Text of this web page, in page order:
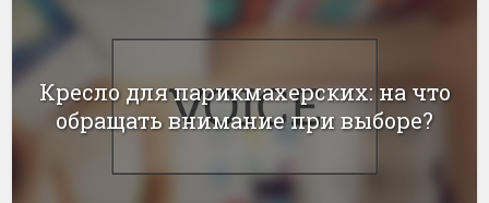
Кресло для парикмахерских: на что
обращать внимание при выборе?